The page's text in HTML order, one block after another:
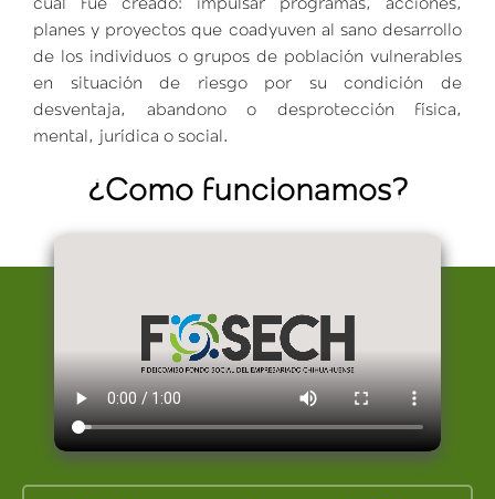
cual fue creado: impulsar programas, acciones,
planes y proyectos que coadyuven al sano desarrollo
de los individuos o grupos de población vulnerables
en situación de riesgo por su condición de
desventaja, abandono o desprotección física,
mental, jurídica o social.
¿Como funcionamos?